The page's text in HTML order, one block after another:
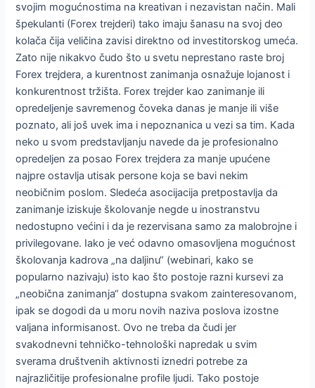
svojim mogućnostima na kreativan i nezavistan način. Mali
špekulanti (Forex trejderi) tako imaju šanasu na svoj deo
kolača čija veličina zavisi direktno od investitorskog umeća.
Zato nije nikakvo čudo što u svetu neprestano raste broj
Forex trejdera, a kurentnost zanimanja osnažuje lojanost i
konkurentnost tržišta. Forex trejder kao zanimanje ili
opredeljenje savremenog čoveka danas je manje ili više
poznato, ali još uvek ima i nepoznanica u vezi sa tim. Kada
neko u svom predstavljanju navede da je profesionalno
opredeljen za posao Forex trejdera za manje upućene
najpre ostavlja utisak persone koja se bavi nekim
neobičnim poslom. Sledeća asocijacija pretpostavlja da
zanimanje iziskuje školovanje negde u inostranstvu
nedostupno većini i da je rezervisana samo za malobrojne i
privilegovane. Iako je već odavno omasovljena mogućnost
školovanja kadrova „na daljinu“ (webinari, kako se
popularno nazivaju) isto kao što postoje razni kursevi za
„neobična zanimanja“ dostupna svakom zainteresovanom,
ipak se dogodi da u moru novih naziva poslova izostne
valjana informisanost. Ovo ne treba da čudi jer
svakodnevni tehničko-tehnološki napredak u svim
sverama društvenih aktivnosti iznedri potrebe za
najrazličitije profesionalne profile ljudi. Tako postoje